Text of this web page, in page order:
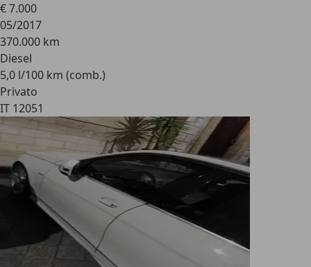
€ 7.000
05/2017
370.000 km
Diesel
5,0 l/100 km (comb.)
Privato
IT 12051